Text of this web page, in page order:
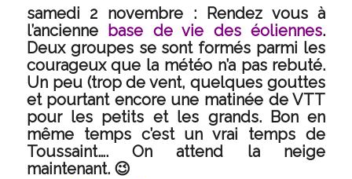
samedi 2 novembre : Rendez vous à
l’ancienne base de vie des éoliennes.
Deux groupes se sont formés parmi les
courageux que la météo n’a pas rebuté.
Un peu (trop de vent, quelques gouttes
et pourtant encore une matinée de VTT
pour les petits et les grands. Bon en
même temps c’est un vrai temps de
Toussaint…. On attend la neige
maintenant. 😉